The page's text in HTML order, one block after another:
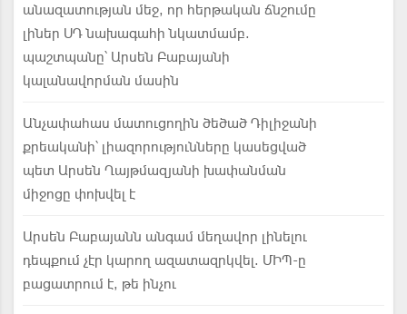
անազատության մեջ, որ հերթական ճնշումը
լիներ ՍԴ նախագահի նկատմամբ.
պաշտպանը՝ Արսեն Բաբայանի
կալանավորման մասին
Անչափահաս մատուցողին ծեծած Դիլիջանի
քրեականի՝ լիազորությունները կասեցված
պետ Արսեն Ղայթմազյանի խափանման
միջոցը փոխվել է
Արսեն Բաբայանն անգամ մեղավոր լինելու
դեպքում չէր կարող ազատազրկվել. ՄԻՊ-ը
բացատրում է, թե ինչու